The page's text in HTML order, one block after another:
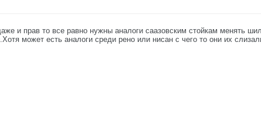
и прав то все равно нужны аналоги саазовским стойкам менять
может есть аналоги среди рено или нисан с чего то они их